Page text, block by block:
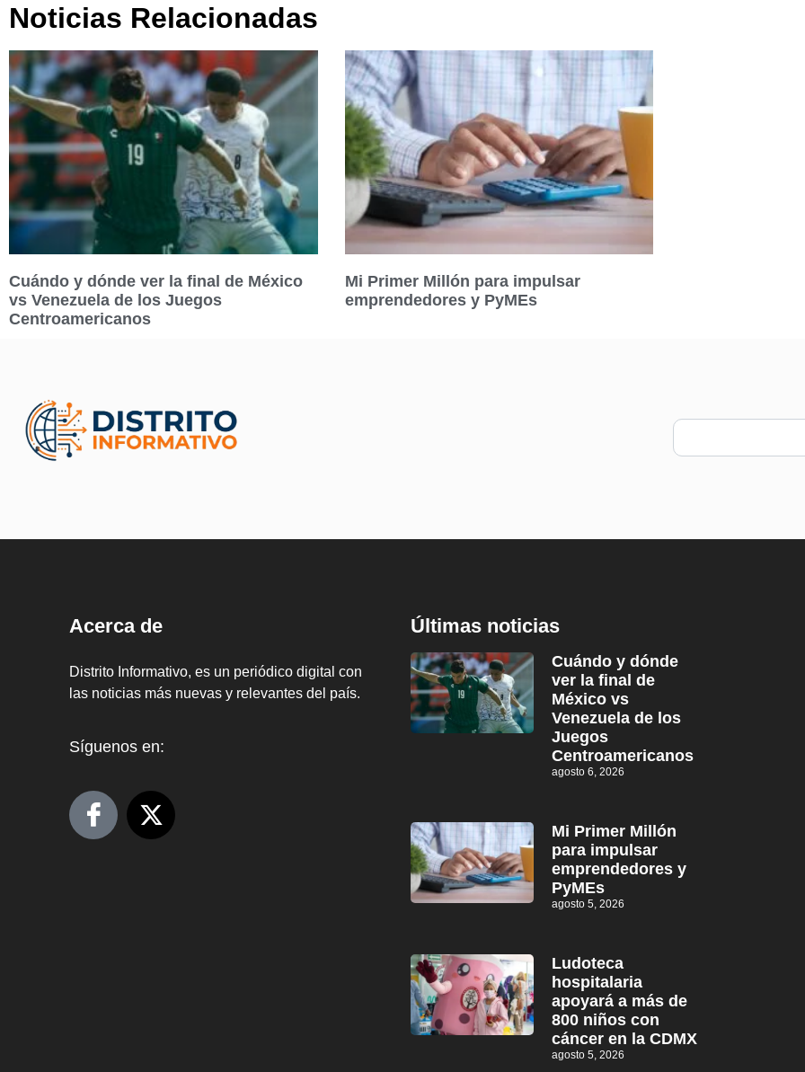
Noticias Relacionadas
Cuándo y dónde ver la final de México
vs Venezuela de los Juegos
Centroamericanos
Mi Primer Millón para impulsar
emprendedores y PyMEs
Acerca de
Distrito Informativo, es un periódico digital con
las noticias más nuevas y relevantes del país.
Síguenos en:
Últimas noticias
Cuándo y dónde
ver la final de
México vs
Venezuela de los
Juegos
Centroamericanos
agosto 6, 2026
Mi Primer Millón
para impulsar
emprendedores y
PyMEs
agosto 5, 2026
Ludoteca
hospitalaria
apoyará a más de
800 niños con
cáncer en la CDMX
agosto 5, 2026